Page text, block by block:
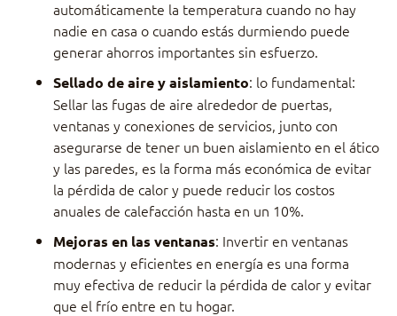
automáticamente la temperatura cuando no hay
nadie en casa o cuando estás durmiendo puede
generar ahorros importantes sin esfuerzo.
Sellado de aire y aislamiento: lo fundamental:
Sellar las fugas de aire alrededor de puertas,
ventanas y conexiones de servicios, junto con
asegurarse de tener un buen aislamiento en el ático
y las paredes, es la forma más económica de evitar
la pérdida de calor y puede reducir los costos
anuales de calefacción hasta en un 10%.
Mejoras en las ventanas: Invertir en ventanas
modernas y eficientes en energía es una forma
muy efectiva de reducir la pérdida de calor y evitar
que el frío entre en tu hogar.